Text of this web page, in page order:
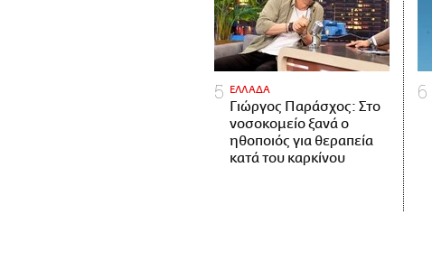
ΕΛΛΑΔΑ
Γιώργος Παράσχος: Στο
νοσοκομείο ξανά ο
ηθοποιός για θεραπεία
κατά του καρκίνου